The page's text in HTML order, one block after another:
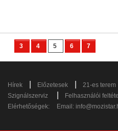
3 4 5 6 7
Hírek Előzetesek
21-es terem
Szignálszerviz
Felhasználói
Elérhetőségek:
Email: